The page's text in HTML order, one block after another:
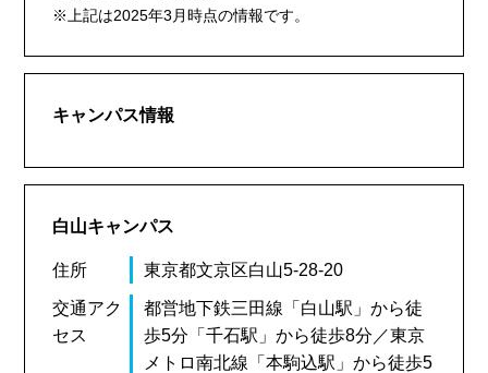
※上記は2025年3月時点の情報です。
キャンパス情報
白山キャンパス
住所 東京都文京区白山5-28-20
交通アク
セス
都営地下鉄三田線「白山駅」から徒
歩5分「千石駅」から徒歩8分／東京
メトロ南北線「本駒込駅」から徒歩5